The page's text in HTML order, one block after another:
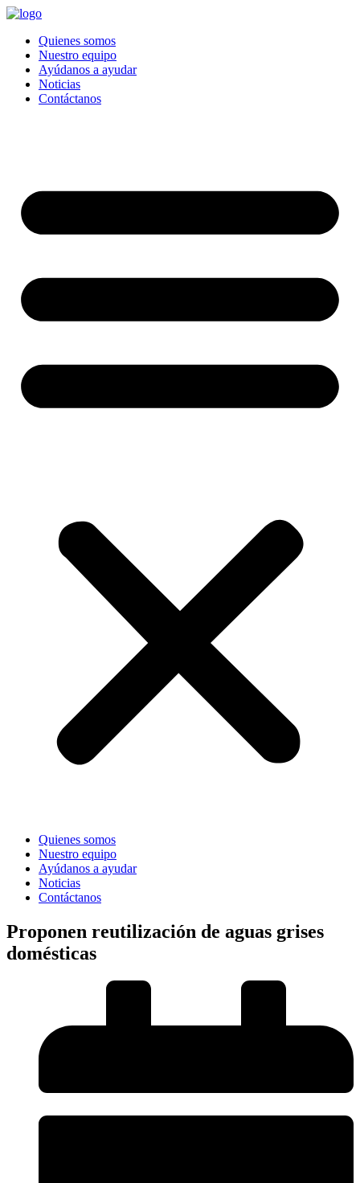
Quienes somos
Nuestro equipo
Ayúdanos a ayudar
Noticias
Contáctanos
Quienes somos
Nuestro equipo
Ayúdanos a ayudar
Noticias
Contáctanos
Proponen reutilización de aguas grises
domésticas